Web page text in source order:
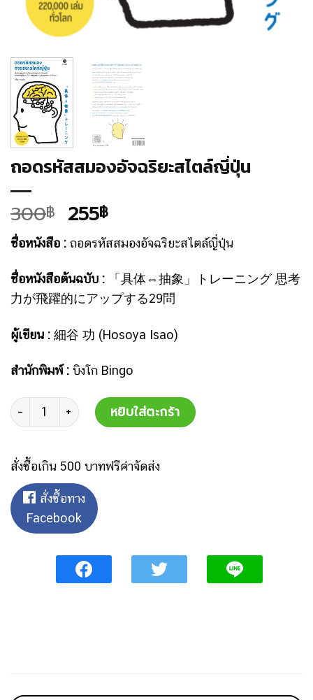
ถอดรหัสสมองอัจฉริยะสไตล์ญี่ปุ่น
300฿ 255฿
ชื่อหนังสือ : ถอดรหัสสมองอัจฉริยะสไตล์ญี่ปุ่น
ชื่อหนังสือต้นฉบับ :
「具体⇔抽象」トレーニング 思考
力が飛躍的にアップする29問
ผู้เขียน : 細谷 功 (Hosoya Isao)
สำนักพิมพ์ : บิงโก Bingo
จำนวน หยิบใส่ตะกร้า
สั่งซื้อเกิน 500 บาทฟรีค่าจัดส่ง
สั่งซื้อทาง
Facebook